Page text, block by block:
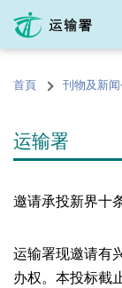
内
的首頁 刊物及新
运输署
邀请承投新界十
运输署现邀请有
办权。本投标截